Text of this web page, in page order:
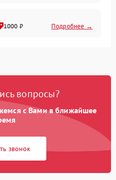
1000 ₽ Подробнее →
1000 ₽
вопросы?
с Вами в ближайшее
звонок